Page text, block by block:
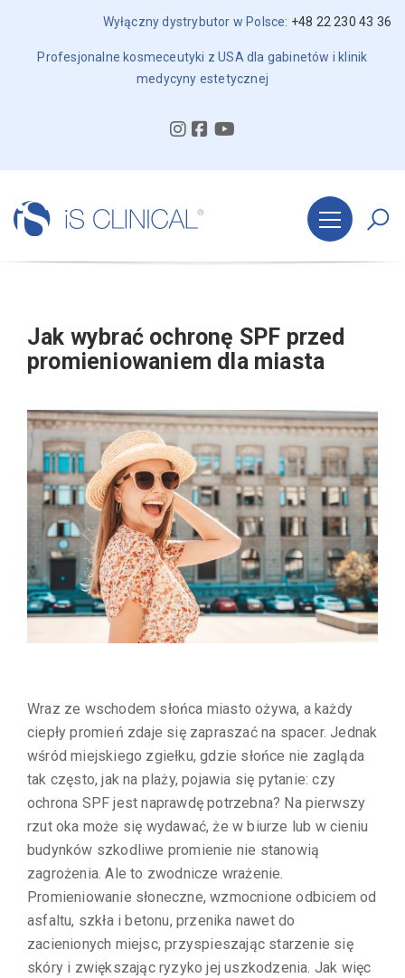
Wyłączny dystrybutor w Polsce: +48 22 230 43 36
Profesjonalne kosmeceutyki z USA dla gabinetów i klinik
medycyny estetycznej
Jak wybrać ochronę SPF przed
promieniowaniem dla miasta
Wraz ze wschodem słońca miasto ożywa, a każdy
ciepły promień zdaje się zapraszać na spacer. Jednak
wśród miejskiego zgiełku, gdzie słońce nie zagląda
tak często, jak na plaży, pojawia się pytanie: czy
ochrona SPF jest naprawdę potrzebna? Na pierwszy
rzut oka może się wydawać, że w biurze lub w cieniu
budynków szkodliwe promienie nie stanowią
zagrożenia. Ale to zwodnicze wrażenie.
Promieniowanie słoneczne, wzmocnione odbiciem od
asfaltu, szkła i betonu, przenika nawet do
zacienionych miejsc, przyspieszając starzenie się
skóry i zwiększając ryzyko jej uszkodzenia. Jak więc